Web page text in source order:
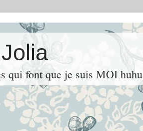
qui font que je suis MOI huhu